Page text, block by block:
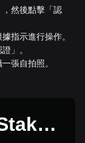
然後點擊「認
指示進行操作。
」。
張自拍照。